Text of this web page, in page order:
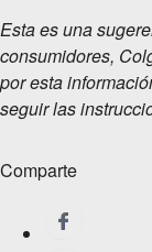
Esta es una
consumidores,
por esta
seguir las
Comparte